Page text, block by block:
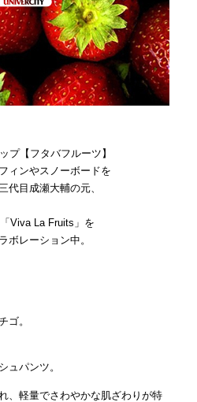
プ【フタバフルーツ】
ィンやスノーボードを
代目成瀬大輔の元、
Viva La Fruits」を
ボレーション中。
ゴ。
ュパンツ。
、軽量でさわやかな肌ざわりが特